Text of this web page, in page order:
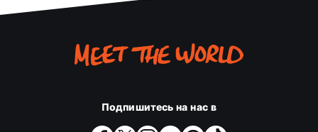
Подпишитесь на нас в